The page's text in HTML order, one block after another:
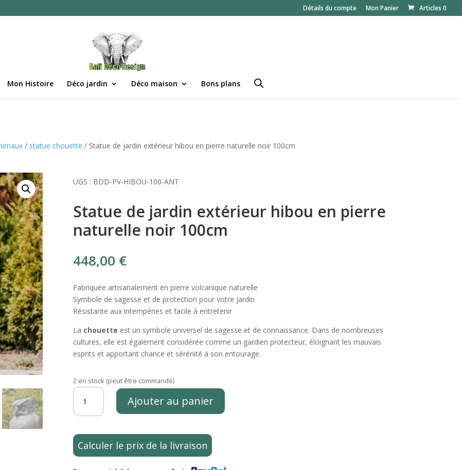
Détails du compte Mon Panier Articles 0
Mon Histoire Déco jardin Déco maison Bons plans
/ statue chouette / Statue de jardin extérieur hibou en pierre naturelle noir 100cm
UGS : BDD-PV-HIBOU-100-ANT
Statue de jardin extérieur hibou en pierre
naturelle noir 100cm
448,00 €
Fabriquée artisanalement en pierre volcanique naturelle
Symbole de sagesse et de protection pour votre jardin
Résistante aux intempéries et facile à entretenir
La chouette est un symbole universel de sagesse et de connaissance. Dans de nombreuses
cultures, elle est également considérée comme un gardien protecteur, éloignant les mauvais
esprits et apportant chance et sérénité à son entourage.
2 en stock (peut être commandé)
quantité
Statue
jardin
extérieur
Ajouter au panier
Calculer le prix de la livraison